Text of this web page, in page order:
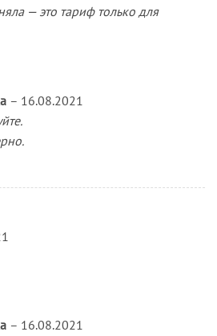
— это тариф только для
– 16.08.2021
– 16.08.2021